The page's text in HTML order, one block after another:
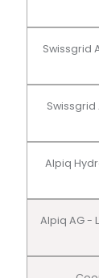
Swissgrid
Alpiq
Alpiq AG -